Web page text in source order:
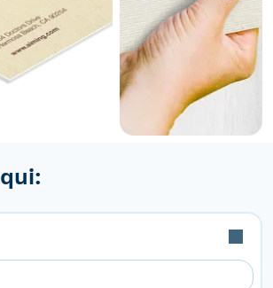
eseguito con tolleranza